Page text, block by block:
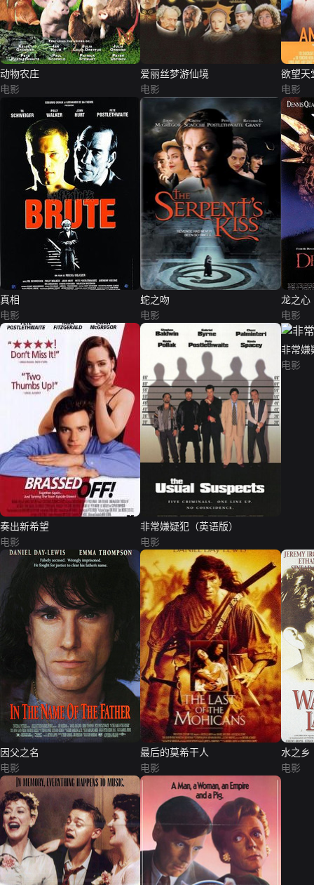
动物农庄
电影
爱丽丝梦游仙境
电影
欲望天
电影
真相
电影
蛇之吻
电影
龙之心
电影
奏出新希望
电影
非常嫌疑犯（英语版）
电影
非常嫌
电影
因父之名
电影
最后的莫希干人
电影
水之乡
电影